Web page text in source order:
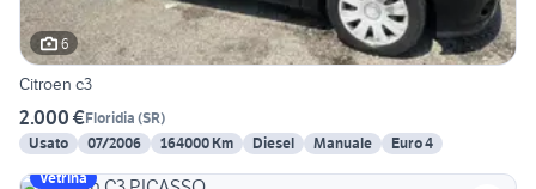
6
Citroen c3
2.000 €Floridia (SR)
Usato
07/2006 164000 Km Diesel Manuale
Euro 4
Vetrina